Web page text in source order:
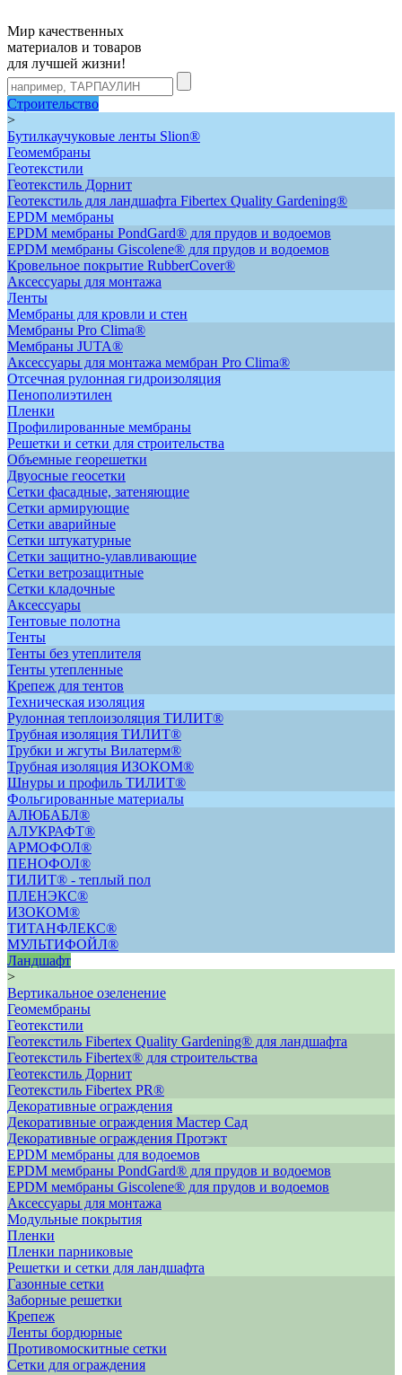
Мир качественных
материалов и товаров
для лучшей жизни!
Строительство
>
Бутилкаучуковые ленты Slion®
Геомембраны
Геотекстили
Геотекстиль Дорнит
Геотекстиль для ландшафта Fibertex Quality Gardening®
ЕРDM мембраны
EPDM мембраны PondGard® для прудов и водоемов
EPDM мембраны Giscolene® для прудов и водоемов
Кровельное покрытие RubberCover®
Аксессуары для монтажа
Ленты
Мембраны для кровли и стен
Мембраны Pro Clima®
Мембраны JUTA®
Аксессуары для монтажа мембран Pro Clima®
Отсечная рулонная гидроизоляция
Пенополиэтилен
Пленки
Профилированные мембраны
Решетки и сетки для строительства
Объемные георешетки
Двуосные геосетки
Сетки фасадные, затеняющие
Сетки армирующие
Сетки аварийные
Сетки штукатурные
Сетки защитно-улавливающие
Сетки ветрозащитные
Сетки кладочные
Аксессуары
Тентовые полотна
Тенты
Тенты без утеплителя
Тенты утепленные
Крепеж для тентов
Техническая изоляция
Рулонная теплоизоляция ТИЛИТ®
Трубная изоляция ТИЛИТ®
Трубки и жгуты Вилатерм®
Трубная изоляция ИЗОКОМ®
Шнуры и профиль ТИЛИТ®
Фольгированные материалы
АЛЮБАБЛ®
АЛУКРАФТ®
АРМОФОЛ®
ПЕНОФОЛ®
ТИЛИТ® - теплый пол
ПЛЕНЭКС®
ИЗОКОМ®
ТИТАНФЛЕКС®
МУЛЬТИФОЙЛ®
Ландшафт
>
Вертикальное озеленение
Геомембраны
Геотекстили
Геотекстиль Fibertex Quality Gardening® для ландшафта
Геотекстиль Fibertex® для строительства
Геотекстиль Дорнит
Геотекстиль Fibertex PR®
Декоративные ограждения
Декоративные ограждения Мастер Сад
Декоративные ограждения Протэкт
ЕРDM мембраны для водоемов
EPDM мембраны PondGard® для прудов и водоемов
EPDM мембраны Giscolene® для прудов и водоемов
Аксессуары для монтажа
Модульные покрытия
Пленки
Пленки парниковые
Решетки и сетки для ландшафта
Газонные сетки
Заборные решетки
Крепеж
Ленты бордюрные
Противомоскитные сетки
Сетки для ограждения